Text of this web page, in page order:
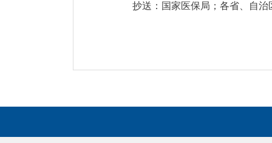
抄送：国家医保局；各省、自